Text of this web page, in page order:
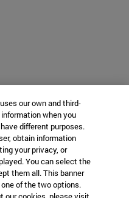
our own and third-
when you
different purposes.
obtain information
your privacy, or
You can select the
them all. This banner
of the two options.